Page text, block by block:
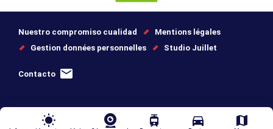
Nuestro compromiso cualidad
Mentions légales
Gestion données personnelles
Studio Juillet
Contacto
wb_sunny tram directions_car map